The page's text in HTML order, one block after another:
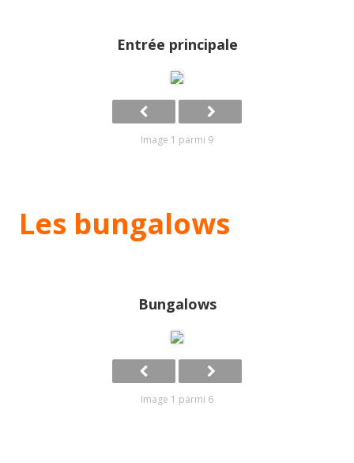
Entrée principale
Image 1 parmi 9
Les bungalows
Bungalows
Image 1 parmi 6